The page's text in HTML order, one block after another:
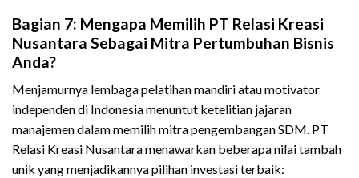
Bagian 7: Mengapa Memilih PT Relasi Kreasi
Nusantara Sebagai Mitra Pertumbuhan Bisnis
Anda?
Menjamurnya lembaga pelatihan mandiri atau motivator
independen di Indonesia menuntut ketelitian jajaran
manajemen dalam memilih mitra pengembangan SDM. PT
Relasi Kreasi Nusantara menawarkan beberapa nilai tambah
unik yang menjadikannya pilihan investasi terbaik: